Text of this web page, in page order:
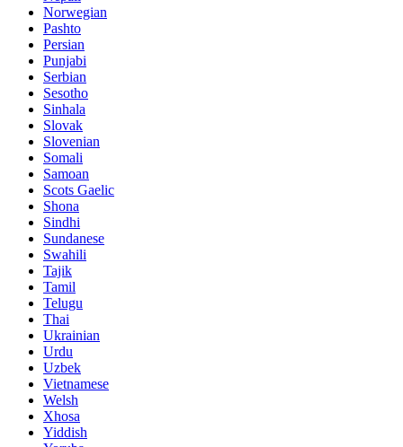
Norwegian
Pashto
Persian
Punjabi
Serbian
Sesotho
Sinhala
Slovak
Slovenian
Somali
Samoan
Scots Gaelic
Shona
Sindhi
Sundanese
Swahili
Tajik
Tamil
Telugu
Thai
Ukrainian
Urdu
Uzbek
Vietnamese
Welsh
Xhosa
Yiddish